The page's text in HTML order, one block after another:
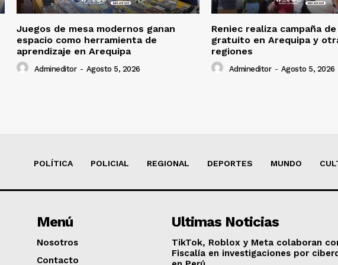
Juegos de mesa modernos ganan
espacio como herramienta de
aprendizaje en Arequipa
Admineditor - Agosto 5, 2026
Reniec realiza campaña de
gratuito en Arequipa y
regiones
Admineditor - Agosto 5, 2026
POLÍTICA POLICIAL REGIONAL DEPORTES MUNDO
Menú
Nosotros
Contacto
Ultimas Noticias
TikTok, Roblox y Meta colaboran
Fiscalía en investigaciones por